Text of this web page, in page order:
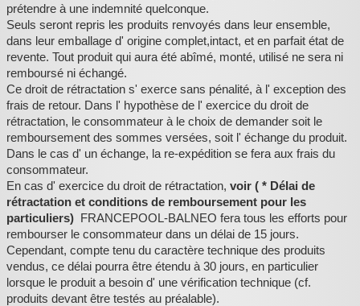
prétendre à une indemnité quelconque.
Seuls seront repris les produits renvoyés dans leur ensemble,
dans leur emballage d' origine complet,intact, et en parfait état de
revente. Tout produit qui aura été abîmé, monté, utilisé ne sera ni
remboursé ni échangé.
Ce droit de rétractation s' exerce sans pénalité, à l' exception des
frais de retour. Dans l' hypothèse de l' exercice du droit de
rétractation, le consommateur à le choix de demander soit le
remboursement des sommes versées, soit l' échange du produit.
Dans le cas d' un échange, la re-expédition se fera aux frais du
consommateur.
En cas d' exercice du droit de rétractation, voir ( * Délai de
rétractation et conditions de remboursement pour les
particuliers) FRANCEPOOL-BALNEO fera tous les efforts pour
rembourser le consommateur dans un délai de 15 jours.
Cependant, compte tenu du caractère technique des produits
vendus, ce délai pourra être étendu à 30 jours, en particulier
lorsque le produit a besoin d' une vérification technique (cf.
produits devant être testés au préalable).